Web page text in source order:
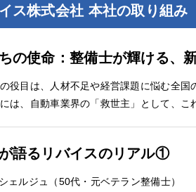
ス株式会社 本社の取り組み
の使命：整備士が輝ける、
役目は、人材不足や経営課題に悩む全国
は、自動車業界の「救世主」として、こ
語るリバイスのリアル①
ェルジュ（50代・元ベテラン整備士）